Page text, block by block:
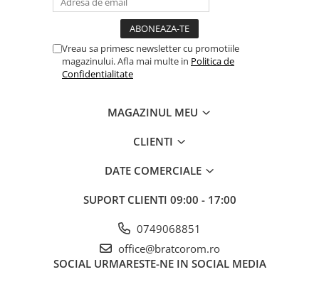
Vreau sa primesc newsletter cu promotiile
magazinului. Afla mai multe in Politica de
Confidentialitate
MAGAZINUL MEU
CLIENTI
DATE COMERCIALE
SUPORT CLIENTI 09:00 - 17:00
0749068851
office@bratcorom.ro
SOCIAL URMARESTE-NE IN SOCIAL MEDIA